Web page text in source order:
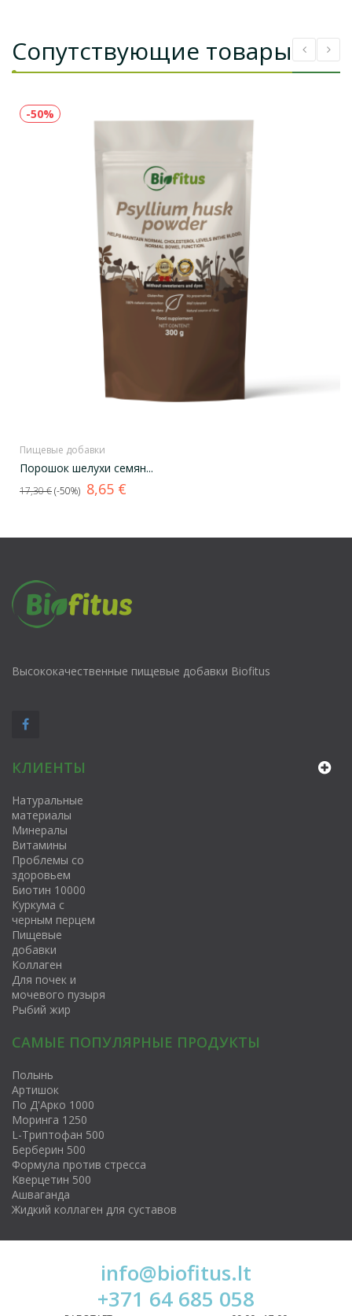
Сопутствующие товары
-50%
Пищевые добавки
Порошок шелухи семян...
Базовая
цена
17,30 € -50% Цена
8,65 €
Высококачественные пищевые добавки Biofitus
КЛИЕНТЫ
Натуральные
материалы
Минералы
Витамины
Проблемы со
здоровьем
Биотин 10000
Куркума с
черным перцем
Пищевые
добавки
Коллаген
Для почек и
мочевого пузыря
Рыбий жир
САМЫЕ ПОПУЛЯРНЫЕ ПРОДУКТЫ
Полынь
Артишок
По Д'Арко 1000
Моринга 1250
L-Триптофан 500
Берберин 500
Формула против стресса
Kверцетин 500
Ашваганда
Жидкий коллаген для суставов
info@biofitus.lt
+371 64 685 058